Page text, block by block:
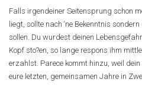
Falls irgendeiner Seitensprung schon
liegt, sollte nach ‘ne Bekenntnis
sollen. Du wurdest deinen
Kopf sto?en, so lange respons ihm
erzahlst. Parece kommt hinzu, weil
eure letzten, gemeinsamen Jahre in